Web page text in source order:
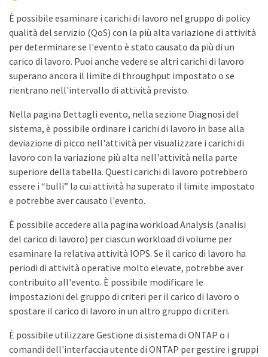
È possibile esaminare i carichi di lavoro nel gruppo di policy
qualità del servizio (QoS) con la più alta variazione di attività
per determinare se l'evento è stato causato da più di un
carico di lavoro. Puoi anche vedere se altri carichi di lavoro
superano ancora il limite di throughput impostato o se
rientrano nell'intervallo di attività previsto.
Nella pagina Dettagli evento, nella sezione Diagnosi del
sistema, è possibile ordinare i carichi di lavoro in base alla
deviazione di picco nell'attività per visualizzare i carichi di
lavoro con la variazione più alta nell'attività nella parte
superiore della tabella. Questi carichi di lavoro potrebbero
essere i “bulli” la cui attività ha superato il limite impostato
e potrebbe aver causato l'evento.
È possibile accedere alla pagina workload Analysis (analisi
del carico di lavoro) per ciascun workload di volume per
esaminare la relativa attività IOPS. Se il carico di lavoro ha
periodi di attività operative molto elevate, potrebbe aver
contribuito all'evento. È possibile modificare le
impostazioni del gruppo di criteri per il carico di lavoro o
spostare il carico di lavoro in un altro gruppo di criteri.
È possibile utilizzare Gestione di sistema di ONTAP o i
comandi dell'interfaccia utente di ONTAP per gestire i gruppi